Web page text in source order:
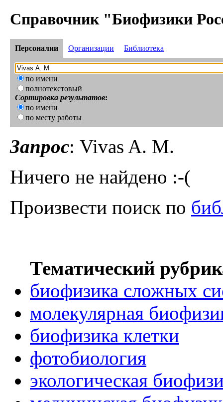
Справочник "Биофизики
Персоналии Организации Библиотека
по имени
полнотекстовый
Сортировка результатов:
по имени
по месту работы
Запрос: Vivas A. M.
Ничего не найдено :-(
Произвести поиск по
Тематический
биофизика сложных
молекулярная
биофизика клетки
фотобиология
экологическая